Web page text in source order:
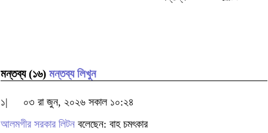
মন্তব্য (১৬) মন্তব্য লিখুন
১|
০৩ রা জুন, ২০২৬ সকাল ১০:২৪
আলমগীর সরকার লিটন বলেছেন: বাহ চমৎকার